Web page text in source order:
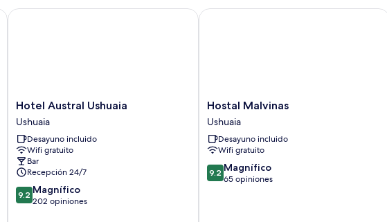
Hotel
Austral
Ushuaia
Ushuaia
Hotel Austral Ushuaia
Ushuaia
Desayuno incluido
Wifi gratuito
Bar
Recepción 24/7
9.2
de
9.2 Magnífico
202 opiniones
Hotel Austral Ushuaia
Hostal
Malvinas
Ushuaia
Hostal Malvinas
Ushuaia
Desayuno incluido
Wifi gratuito
9.2
de
9.2 Magnífico
65 opiniones
Hostal Malvinas